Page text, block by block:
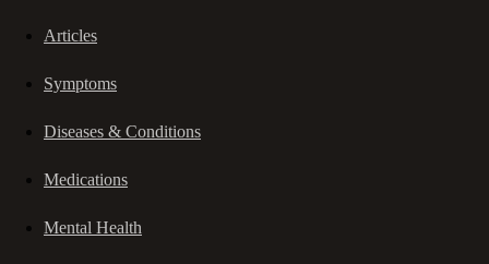
Articles
Symptoms
Diseases & Conditions
Medications
Mental Health